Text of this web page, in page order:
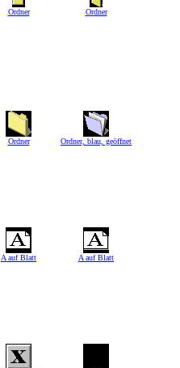
Ordner Ordner
Ordner Ordner, blau, geöffnet
A auf Blatt A auf Blatt